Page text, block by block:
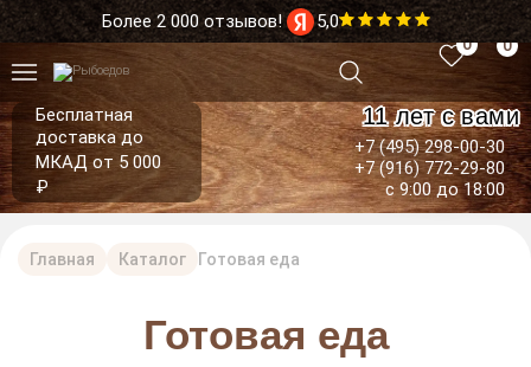
Более 2 000 отзывов! 5,0
Бесплатная
доставка до
МКАД от 5 000
₽
11 лет с вами
+7 (495) 298-00-30
+7 (916) 772-29-80
с 9:00 до 18:00
0 0
Главная Каталог Готовая еда
Готовая еда